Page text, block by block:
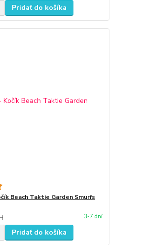
Pridať do košíka
Beach Taktie Garden Smurfs
3-7 dní
Pridať do košíka